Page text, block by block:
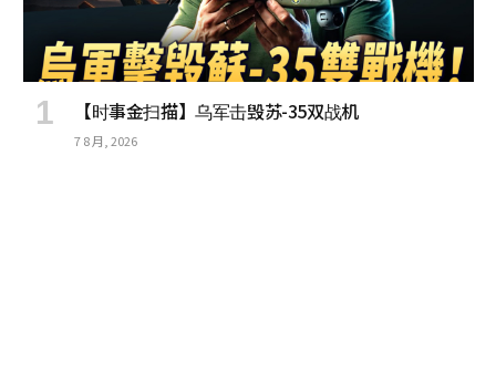
【时事金扫描】乌军击毁苏-35双战机
7 8 月, 2026